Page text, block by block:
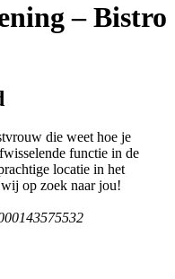
– Bistro
die weet hoe je
functie in de
locatie in het
op zoek naar jou!